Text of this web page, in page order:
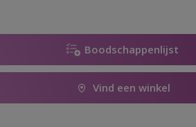
Boodschappenlijst
Vind een winkel